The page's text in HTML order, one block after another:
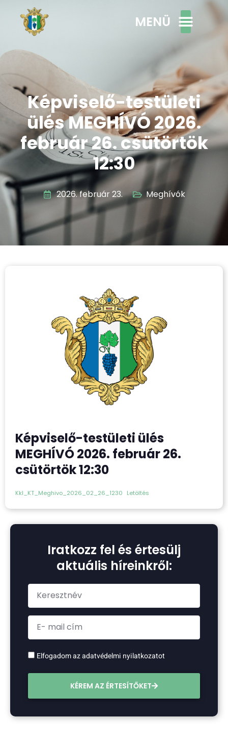
MENÜ
Képviselő-testületi
ülés MEGHÍVÓ 2026.
február 26. csütörtök
12:30
2026. február 23. Meghívók
Képviselő-testületi ülés
MEGHÍVÓ 2026. február 26.
csütörtök 12:30
Kkl_KT_Meghivo_2026_02_26_1230 Letöltés
Iratkozz fel és értesülj
aktuális híreinkről:
Elfogadom az adatvédelmi nyilatkozatot
KÉREM AZ ÉRTESÍTŐKET